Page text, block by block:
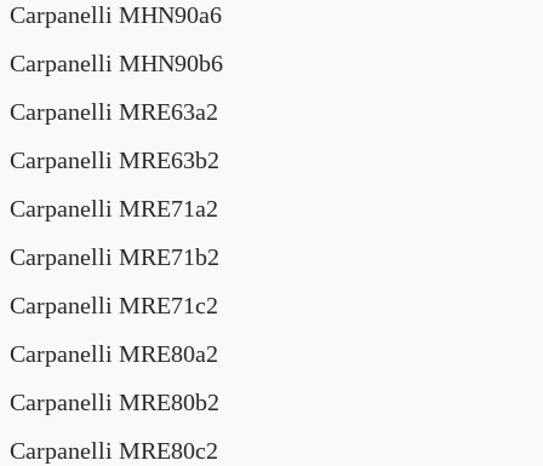
Carpanelli MHN90a6
Carpanelli MHN90b6
Carpanelli MRE63a2
Carpanelli MRE63b2
Carpanelli MRE71a2
Carpanelli MRE71b2
Carpanelli MRE71c2
Carpanelli MRE80a2
Carpanelli MRE80b2
Carpanelli MRE80c2